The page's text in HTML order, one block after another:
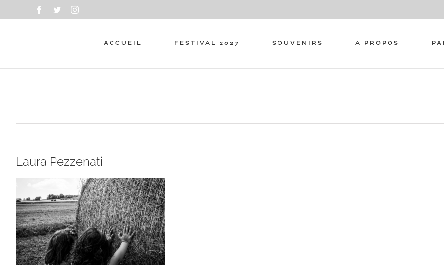
au
Facebook
TwitterInstagram
ACCUEIL FESTIVAL 2027 SOUVENIRS A PROPOS
Laura Pezzenati